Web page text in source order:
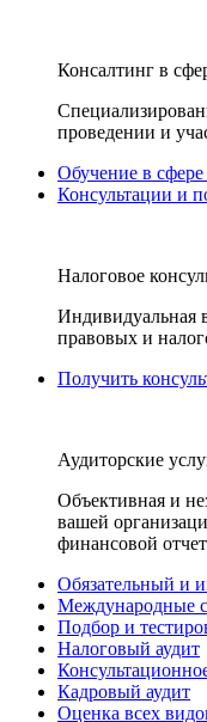
Консалтинг в
проведении и
Обучение в
Консультации и
Налоговое
Индивидуальная
правовых и
Получить
Аудиторские
Объективная и
вашей
финансовой
Обязательный и
Международные
Подбор и
Налоговый аудит
Кадровый аудит
Оценка всех